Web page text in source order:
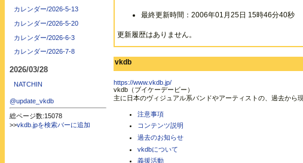
最終更新時間：2006年01月25日 15時46分40秒
更新履歴はありません。
vkdb
https://www.vkdb.jp/
vkdb（ブイケーデービー）
主に日本のヴィジュアル系バンドやアーティストの、過去から
注意事項
コンテンツ説明
過去のお知らせ
vkdbについて
義援活動
カレンダー/2026-5-13
カレンダー/2026-5-20
カレンダー/2026-6-3
カレンダー/2026-7-8
2026/03/28
NATCHIN
@update_vkdb
総ページ数:15078
>>vkdb.jpを検索バーに追加